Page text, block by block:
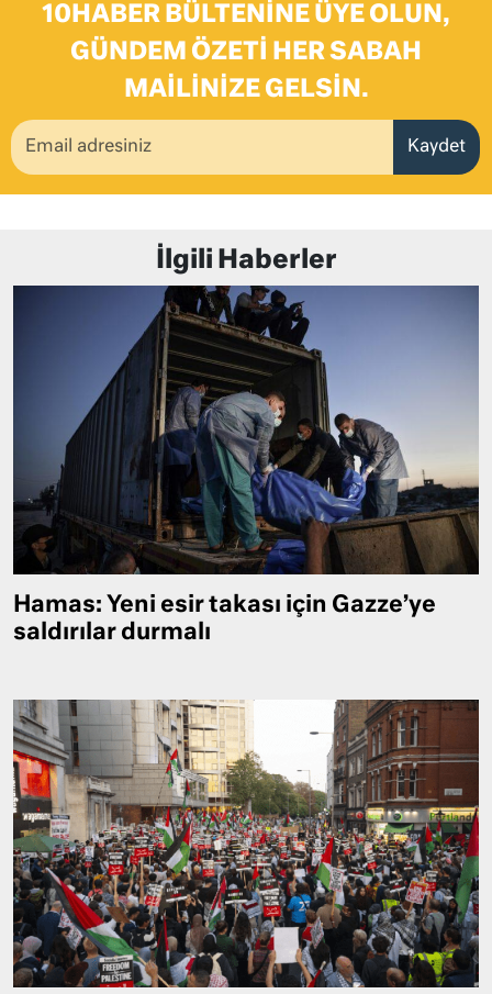
10HABER BÜLTENINE ÜYE OLUN,
GÜNDEM ÖZETI HER SABAH
MAILINIZE GELSIN.
Kaydet
İlgili Haberler
Hamas: Yeni esir takası için Gazze’ye
saldırılar durmalı